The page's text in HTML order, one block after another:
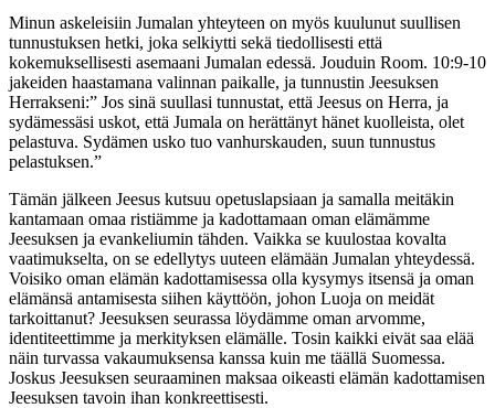
Minun askeleisiin Jumalan yhteyteen on myös kuulunut suullisen
tunnustuksen hetki, joka selkiytti sekä tiedollisesti että
kokemuksellisesti asemaani Jumalan edessä. Jouduin Room. 10:9-10
jakeiden haastamana valinnan paikalle, ja tunnustin Jeesuksen
Herrakseni:” Jos sinä suullasi tunnustat, että Jeesus on Herra, ja
sydämessäsi uskot, että Jumala on herättänyt hänet kuolleista, olet
pelastuva. Sydämen usko tuo vanhurskauden, suun tunnustus
pelastuksen.”
Tämän jälkeen Jeesus kutsuu opetuslapsiaan ja samalla meitäkin
kantamaan omaa ristiämme ja kadottamaan oman elämämme
Jeesuksen ja evankeliumin tähden. Vaikka se kuulostaa kovalta
vaatimukselta, on se edellytys uuteen elämään Jumalan yhteydessä.
Voisiko oman elämän kadottamisessa olla kysymys itsensä ja oman
elämänsä antamisesta siihen käyttöön, johon Luoja on meidät
tarkoittanut? Jeesuksen seurassa löydämme oman arvomme,
identiteettimme ja merkityksen elämälle. Tosin kaikki eivät saa elää
näin turvassa vakaumuksensa kanssa kuin me täällä Suomessa.
Joskus Jeesuksen seuraaminen maksaa oikeasti elämän kadottamisen
Jeesuksen tavoin ihan konkreettisesti.